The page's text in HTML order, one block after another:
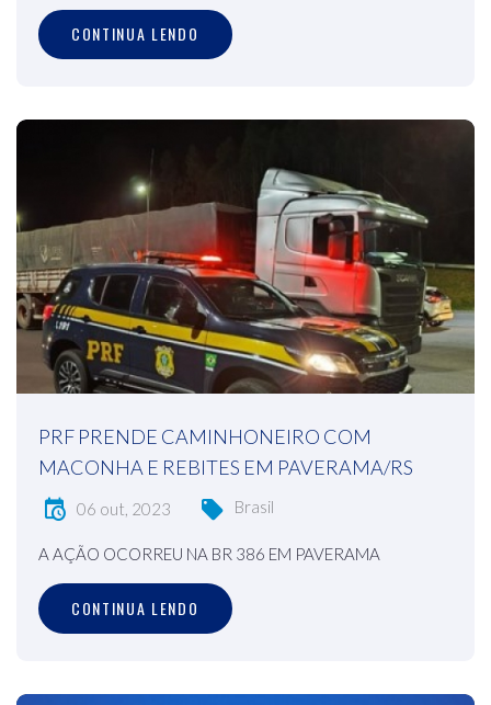
CONTINUA LENDO
PRF PRENDE CAMINHONEIRO COM
MACONHA E REBITES EM PAVERAMA/RS
06 out, 2023 Brasil
A AÇÃO OCORREU NA BR 386 EM PAVERAMA
CONTINUA LENDO